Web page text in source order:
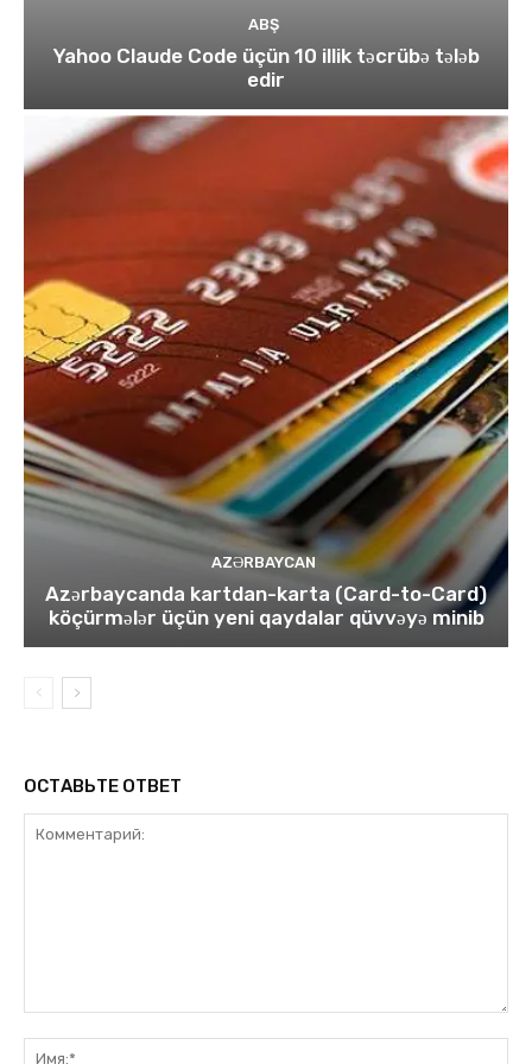
ABŞ
Yahoo Claude Code üçün 10 illik təcrübə tələb
edir
AZƏRBAYCAN
Azərbaycanda kartdan-karta (Card-to-Card)
köçürmələr üçün yeni qaydalar qüvvəyə minib
ОСТАВЬТЕ ОТВЕТ